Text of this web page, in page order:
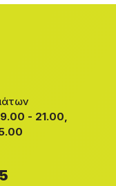
- 21.00,